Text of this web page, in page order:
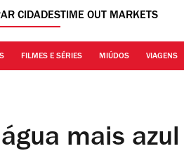
CIDADESTIME OUT MARKETS
FILMES E SÉRIES MIÚDOS VIAGENS
mais azul